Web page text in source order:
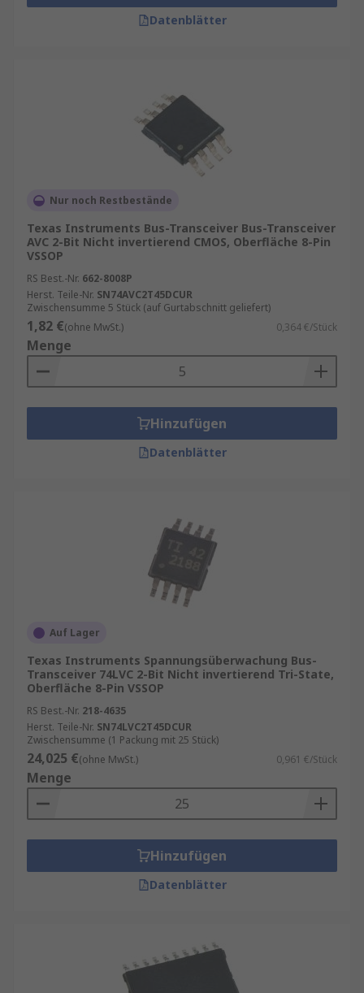
Datenblätter
Nur noch Restbestände
Texas Instruments Bus-Transceiver Bus-Transceiver
AVC 2-Bit Nicht invertierend CMOS, Oberfläche 8-Pin
VSSOP
RS Best.-Nr. 662-8008P
Herst. Teile-Nr. SN74AVC2T45DCUR
Zwischensumme 5 Stück (auf Gurtabschnitt geliefert)
1,82 €(ohne MwSt.) 0,364 €/Stück
Menge
Hinzufügen
Datenblätter
Auf Lager
Texas Instruments Spannungsüberwachung Bus-
Transceiver 74LVC 2-Bit Nicht invertierend Tri-State,
Oberfläche 8-Pin VSSOP
RS Best.-Nr. 218-4635
Herst. Teile-Nr. SN74LVC2T45DCUR
Zwischensumme (1 Packung mit 25 Stück)
24,025 €(ohne MwSt.) 0,961 €/Stück
Menge
Hinzufügen
Datenblätter